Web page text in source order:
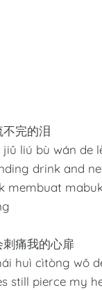
完的泪
jiǔ liú bù wán de
drink and
membuat
痛我的心扉
huì cìtòng wǒ
still pierce my